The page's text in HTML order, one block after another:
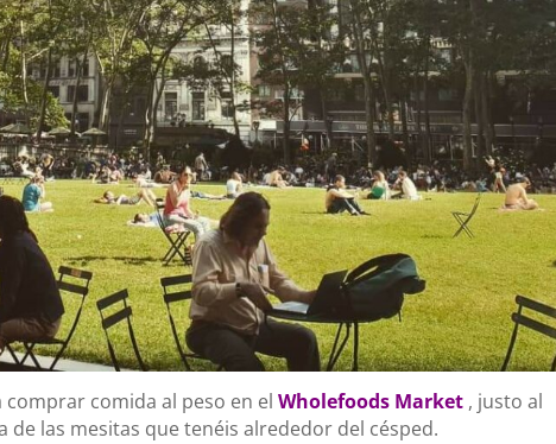
comprar comida al peso en elWholefoods Market , justo al
de las mesitas que tenéis alrededor del césped.